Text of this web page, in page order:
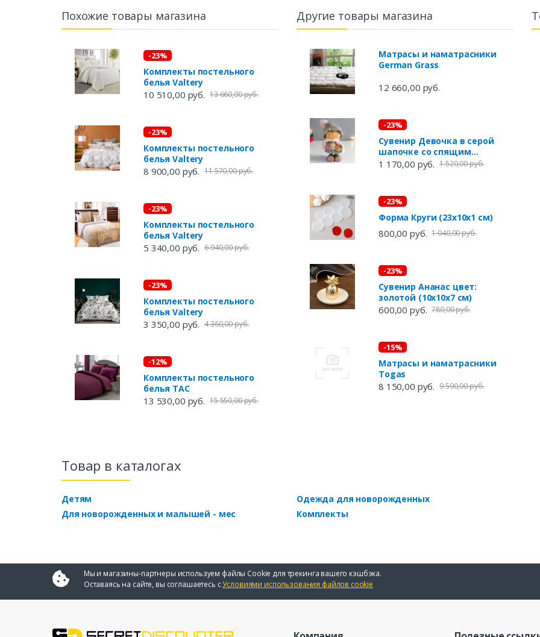
Похожие товары магазина
-23%
Комплекты постельного
белья Valtery
10 510,00 руб. 13 660,00 руб.
-23%
Комплекты постельного
белья Valtery
8 900,00 руб. 11 570,00 руб.
-23%
Комплекты постельного
белья Valtery
5 340,00 руб. 6 940,00 руб.
-23%
Комплекты постельного
белья Valtery
3 350,00 руб. 4 360,00 руб.
-12%
Комплекты постельного
белья TAC
13 530,00 руб. 15 550,00 руб.
Другие товары магазина
Матрасы и наматрасники
German Grass
12 660,00 руб.
-23%
Сувенир Девочка в серой
шапочке со спящим
оленёнком на руках (10х10х18
1 170,00 руб. 1 520,00 руб.
-23%
Форма Круги (23х10х1 см)
800,00 руб. 1 040,00 руб.
-23%
Сувенир Ананас цвет:
золотой (10х10х7 см)
600,00 руб. 780,00 руб.
-15%
Матрасы и наматрасники
Togas
8 150,00 руб. 9 590,00 руб.
Товар в каталогах
Детям
Для новорожденных и малышей - мес
Одежда для новорожденных
Комплекты
Мы и магазины-партнеры используем файлы Cookie для трекинга вашего кэшбэка.
Оставаясь на сайте, вы соглашаетесь сУсловиями использования файлов cookie